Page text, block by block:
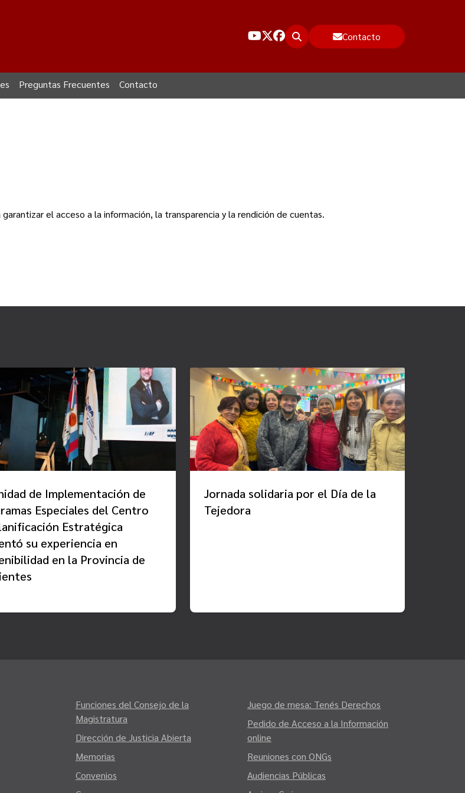
Contacto
Preguntas Frecuentes Contacto
el acceso a la información, la transparencia y la rendición de cuentas.
de Implementación de
Especiales del Centro
Estratégica
su experiencia en
en la Provincia de
Jornada solidaria por el Día de la
Tejedora
Funciones del Consejo de la
Magistratura
Dirección de Justicia Abierta
Memorias
Convenios
Juego de mesa: Tenés Derechos
Pedido de Acceso a la Información
online
Reuniones con ONGs
Audiencias Públicas